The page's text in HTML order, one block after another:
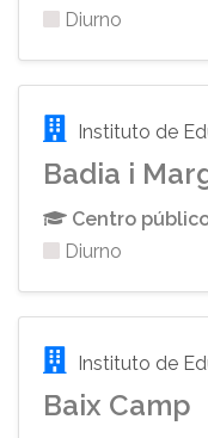
Diurno
Instituto de
Badia i
Centro
Diurno
Instituto de
Baix Camp